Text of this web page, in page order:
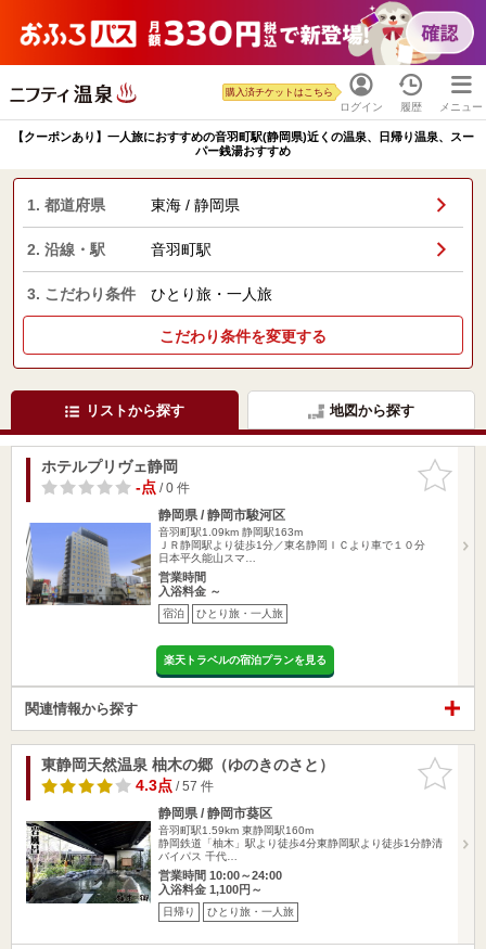
ログイン
購入済チケットはこちら
履歴 メニュー
【クーポンあり】一人旅におすすめの音羽町駅(静岡県)近くの温泉、日帰り温泉、スー
パー銭湯おすすめ
1. 都道府県 東海 / 静岡県
2. 沿線・駅 音羽町駅
3. こだわり条件 ひとり旅・一人旅
こだわり条件を変更する
リストから探す 地図から探す
お気に入
りに追加
ホテルプリヴェ静岡
-点/ 0 件
静岡県 / 静岡市駿河区
音羽町駅1.09km 静岡駅163m
ＪＲ静岡駅より徒歩1分／東名静岡ＩＣより車で１０分
日本平久能山スマ…
営業時間
入浴料金 ～
宿泊 ひとり旅・一人旅
楽天トラベルの宿泊プランを見る
関連情報から探す
お気に入
りに追加
東静岡天然温泉 柚木の郷（ゆのきのさと）
4.3点/ 57 件
静岡県 / 静岡市葵区
音羽町駅1.59km 東静岡駅160m
静岡鉄道「柚木」駅より徒歩4分東静岡駅より徒歩1分静清
バイパス 千代…
営業時間 10:00～24:00
入浴料金 1,100円～
日帰り ひとり旅・一人旅